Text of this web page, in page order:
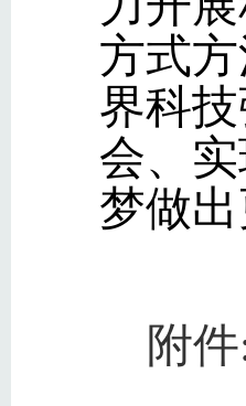
方式
界科
会、
梦做出
附